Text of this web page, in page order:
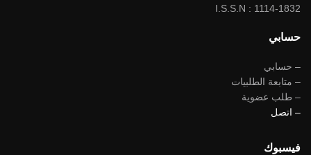
I.S.S.N : 1114-1832
حسابي
– حسابي
– متابعة الطلبيات
– طلب عضوية
– اتصل
فيسبوك